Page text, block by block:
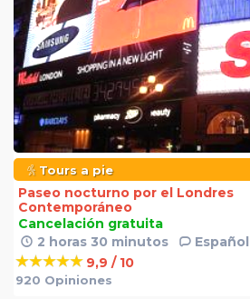
Tours a pie
Paseo nocturno por el Londres
Contemporáneo
Cancelación gratuita
2 horas 30 minutos
Español
9,9 / 10
920 Opiniones